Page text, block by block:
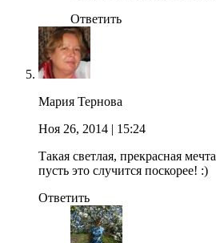
Ответить
Мария Тернова
Ноя 26, 2014 | 15:24
Такая светлая, прекрасная
пусть это случится поскорее! :)
Ответить